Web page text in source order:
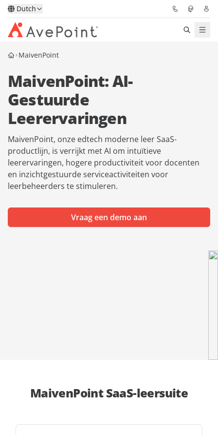
Dutch
Oplossingen
Confidence Platform
Prijzen
Partners
Bronnen
Over
Neem contact op met een
expert
Vraag een demo
MaivenPoint
MaivenPoint: AI-
Gestuurde
Leerervaringen
MaivenPoint, onze edtech moderne leer SaaS-
productlijn, is verrijkt met AI om intuïtieve
leerervaringen, hogere productiviteit voor docenten
en inzichtgestuurde serviceactiviteiten voor
leerbeheerders te stimuleren.
Vraag een demo aan
MaivenPoint SaaS-leersuite